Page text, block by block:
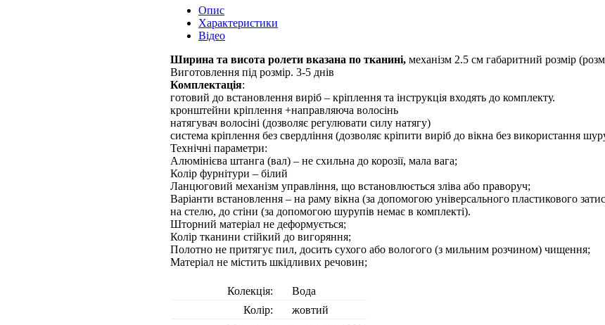
Опис
Характеристики
Відео
Ширина та висота ролети вказана по тканині, механізм 2.5 см габаритний розмір
Виготовлення під розмір. 3-5 днiв
Комплектація:
готовий до встановлення виріб – кріплення та інструкція входять до комплекту.
кронштейни кріплення +направляюча волосінь
натягувач волосіні (дозволяє регулювати силу натягу)
система кріплення без свердління (дозволяє кріпити виріб до вікна без використання
Технічні параметри:
Алюмінієва штанга (вал) – не схильна до корозії, мала вага;
Колір фурнітури – білий
Ланцюговий механізм управління, що встановлюється зліва або праворуч;
Варіанти встановлення – на раму вікна (за допомогою універсального пластикового
на стелю, до стіни (за допомогою шурупів немає в комплекті).
Шторний матеріал не деформується;
Колір тканини стійкий до вигоряння;
Полотно не притягує пил, досить сухого або вологого (з мильним розчином) чищення;
Матеріал не містить шкідливих речовин;
Колекція:
Вода
Колір:
жовтий